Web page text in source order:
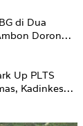
di Dua
Dorong
Up PLTS
Kadinkes